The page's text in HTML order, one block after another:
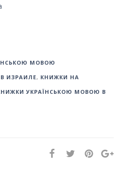
МОВОЮ
ИЗРАИЛЕ, КНИЖКИ НА
УКРАЇНСЬКОЮ МОВОЮ В